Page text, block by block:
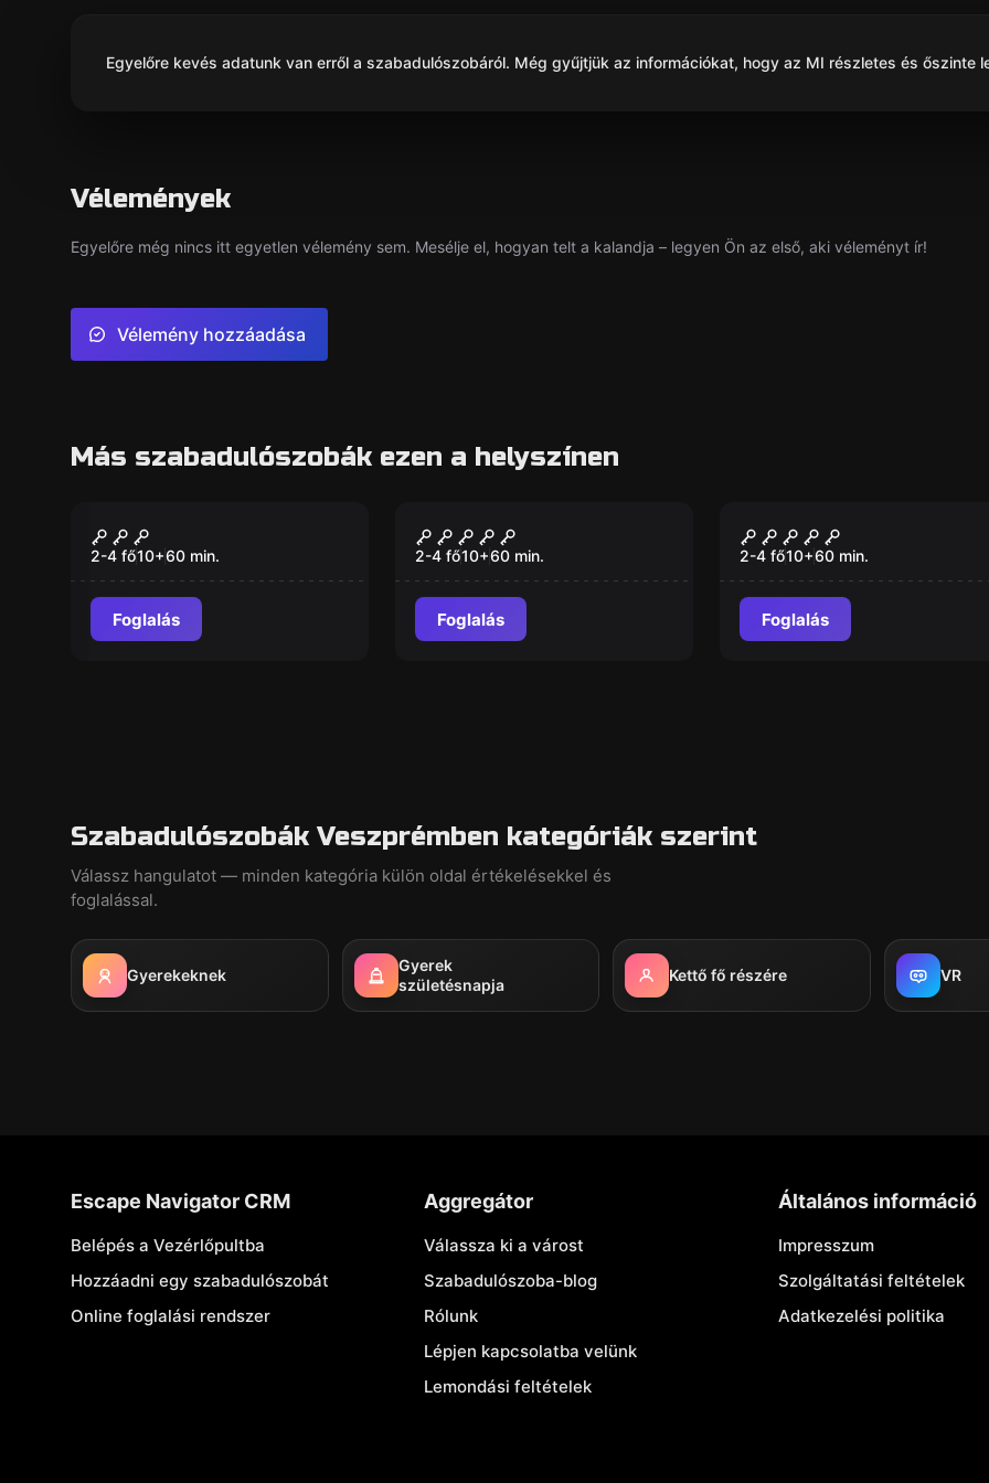
Egyelőre kevés adatunk van erről a szabadulószobáról. Még gyűjtjük az információkat, hogy az MI részletes és őszinte
Vélemények
Egyelőre még nincs itt egyetlen vélemény sem. Mesélje el, hogyan telt a kalandja – legyen Ön az első, aki véleményt ír!
Vélemény hozzáadása
Más szabadulószobák ezen a helyszínen
Jungle Quest VR
2-4 fő10+60 min.
Foglalás
The Prison VR
2-4 fő10+60 min.
Foglalás
Cyberpunk VR
2-4 fő10+60 min.
Foglalás
Szabadulószobák Veszprémben kategóriák szerint
Válassz hangulatot — minden kategória külön oldal értékelésekkel és
foglalással.
Gyerekeknek
Gyerek
születésnapja
Kettő fő részére VR
Escape Navigator CRM
Belépés a Vezérlőpultba
Hozzáadni egy szabadulószobát
Online foglalási rendszer
Aggregátor
Válassza ki a várost
Szabadulószoba-blog
Rólunk
Lépjen kapcsolatba velünk
Lemondási feltételek
Általános információ
Impresszum
Szolgáltatási feltételek
Adatkezelési politika